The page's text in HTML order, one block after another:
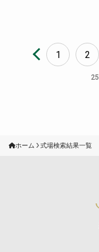
1 2
25
ホーム 式場検索結果一覧